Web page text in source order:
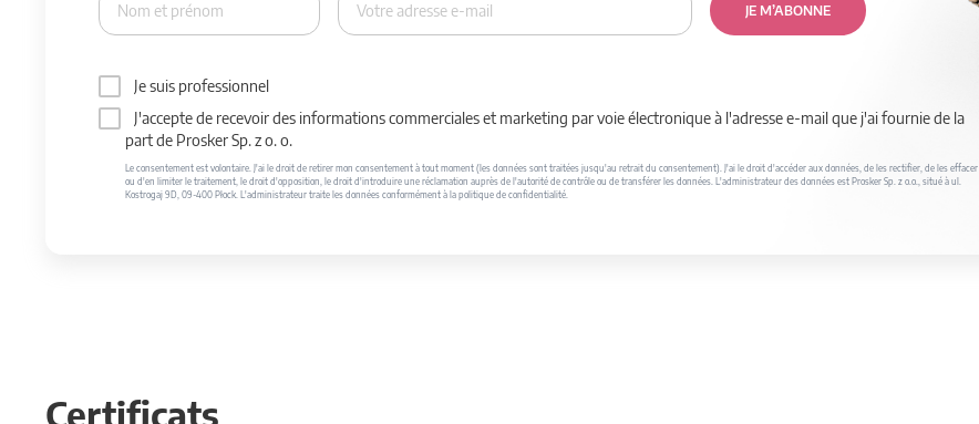
JE M’ABONNE
Je suis professionnel
J'accepte de recevoir des informations commerciales et marketing par voie électronique à l'adresse e-mail que j'ai fournie de la
part de Prosker Sp. z o. o.
Le consentement est volontaire. J'ai le droit de retirer mon consentement à tout moment (les données sont traitées jusqu'au retrait du consentement). J'ai le droit d'accéder aux données, de les rectifier, de les effacer
ou d'en limiter le traitement, le droit d'opposition, le droit d'introduire une réclamation auprès de l'autorité de contrôle ou de transférer les données. L'administrateur des données est Prosker Sp. z o.o., situé à ul.
Kostrogaj 9D, 09-400 Płock. L'administrateur traite les données conformément à la politique de confidentialité.
Certificats